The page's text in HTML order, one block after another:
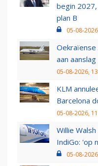
begin
plan B
05-08-
aan
05-08-2026,
KLM
Barcelona
05-08-2026,
Willie
IndiGo: 'op
05-08-